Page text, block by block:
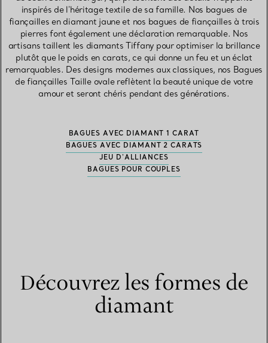
inspirés de l'héritage textile de sa famille. Nos bagues de
fiançailles en diamant jaune et nos bagues de fiançailles à trois
pierres font également une déclaration remarquable. Nos
artisans taillent les diamants Tiffany pour optimiser la brillance
plutôt que le poids en carats, ce qui donne un feu et un éclat
remarquables. Des designs modernes aux classiques, nos Bagues
de fiançailles Taille ovale reflètent la beauté unique de votre
amour et seront chéris pendant des générations.
BAGUES AVEC DIAMANT 1 CARAT
BAGUES AVEC DIAMANT 2 CARATS
JEU D'ALLIANCES
BAGUES POUR COUPLES
Découvrez les formes de
diamant